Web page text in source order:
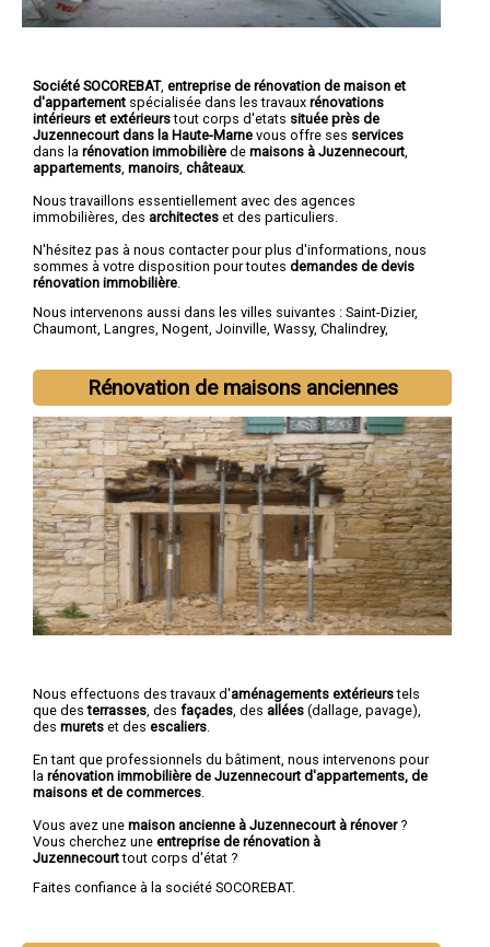
Société SOCOREBAT, entreprise de rénovation de maison et
d'appartement spécialisée dans les travaux rénovations
intérieurs et extérieurstout corps d'etats située près de
Juzennecourt dans la Haute-Marne vous offre ses services
dans la rénovation immobilière de maisons à Juzennecourt
appartements manoirs châteaux.
Nous travaillons essentiellement avec des agences
immobilières, des architectes et des particuliers.
N'hésitez pas à nous contacter pour plus d'informations, nous
sommes à votre disposition pour toutes demandes de devis
rénovation immobilière
Nous intervenons aussi dans les villes suivantes : Saint-Dizier,
Chaumont, Langres, Nogent, Joinville, Wassy, Chalindrey,
Rénovation de maisons anciennes
Nous effectuons des travaux d'aménagements extérieurstels
que desterrasses , des façades , des allées (dallage, pavage),
des murets et des escaliers
En tant que professionnels du bâtiment, nous intervenons pour
la rénovation immobilière de Juzennecourt d'appartements, de
maisons et de commerces
Vous avez une maison ancienne à Juzennecourt à rénover?
Vous cherchez une entreprise de rénovation à
Juzennecourttout corps d'état ?
Faites confiance à la société SOCOREBAT.